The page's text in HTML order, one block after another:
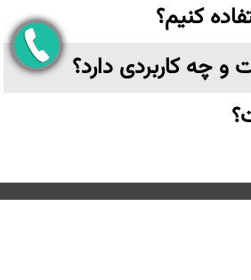
کنیم؟
چه کاربردی دارد؟